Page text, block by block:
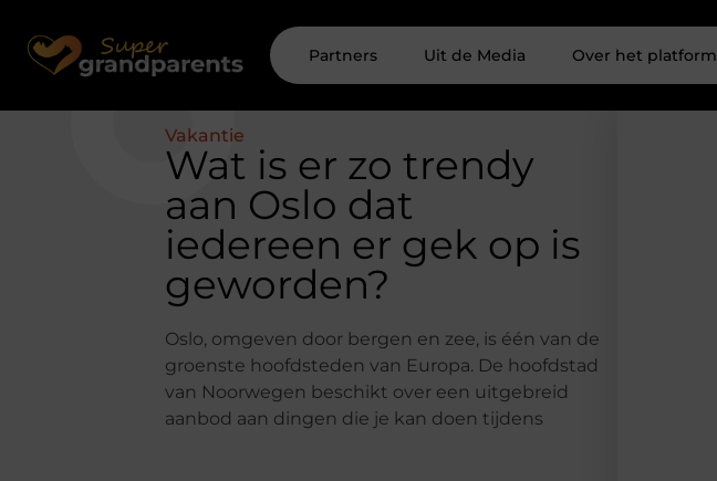
Partners Uit de Media Over het platform
Vakantie
Wat is er zo trendy
aan Oslo dat
iedereen er gek op is
geworden?
Oslo, omgeven door bergen en zee, is één van de
groenste hoofdsteden van Europa. De hoofdstad
van Noorwegen beschikt over een uitgebreid
aanbod aan dingen die je kan doen tijdens